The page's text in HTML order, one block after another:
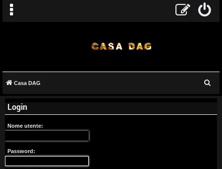
r
g
o
m
Casa DAG
Login
Nome utente:
Password: